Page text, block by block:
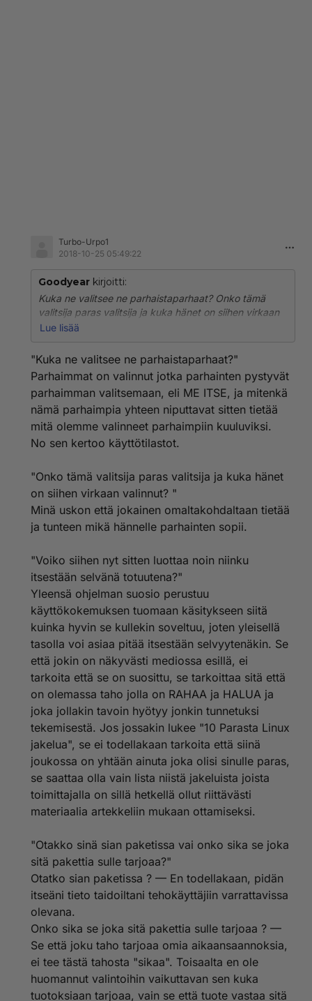
Turbo-Urpo1
2018-10-25 05:49:22
Goodyear kirjoitti:
Kuka ne valitsee ne parhaistaparhaat? Onko tämä
valitsija paras valitsija ja kuka hänet on siihen virkaan
valinnut?
selvänä totuutena?
Otakko sinä sian paketissa vai onko sika se joka sitä
pakettia sulle tarjoaa?
Lue lisää
"Kuka ne valitsee ne parhaistaparhaat?"
Parhaimmat on valinnut jotka parhainten pystyvät
parhaimman valitsemaan, eli ME ITSE, ja mitenkä
nämä parhaimpia yhteen niputtavat sitten tietää
mitä olemme valinneet parhaimpiin kuuluviksi.
No sen kertoo käyttötilastot.
"Onko tämä valitsija paras valitsija ja kuka hänet
on siihen virkaan valinnut? "
Minä uskon että jokainen omaltakohdaltaan tietää
ja tunteen mikä hännelle parhainten sopii.
"Voiko siihen nyt sitten luottaa noin niinku
itsestään selvänä totuutena?"
Yleensä ohjelman suosio perustuu
käyttökokemuksen tuomaan käsitykseen siitä
kuinka hyvin se kullekin soveltuu, joten yleisellä
tasolla voi asiaa pitää itsestään selvyytenäkin. Se
että jokin on näkyvästi mediossa esillä, ei
tarkoita että se on suosittu, se tarkoittaa sitä että
on olemassa taho jolla on RAHAA ja HALUA ja
joka jollakin tavoin hyötyy jonkin tunnetuksi
tekemisestä. Jos jossakin lukee "10 Parasta Linux
jakelua", se ei todellakaan tarkoita että siinä
joukossa on yhtään ainuta joka olisi sinulle paras,
se saattaa olla vain lista niistä jakeluista joista
toimittajalla on sillä hetkellä ollut riittävästi
materiaalia artekkeliin mukaan ottamiseksi.
"Otakko sinä sian paketissa vai onko sika se joka
sitä pakettia sulle tarjoaa?"
Otatko sian paketissa ? — En todellakaan, pidän
itseäni tieto taidoiltani tehokäyttäjiin varrattavissa
olevana.
Onko sika se joka sitä pakettia sulle tarjoaa ? —
Se että joku taho tarjoaa omia aikaansaannoksia,
ei tee tästä tahosta "sikaa". Toisaalta en ole
huomannut valintoihin vaikuttavan sen kuka
tuotoksiaan tarjoaa, vain se että tuote vastaa sitä